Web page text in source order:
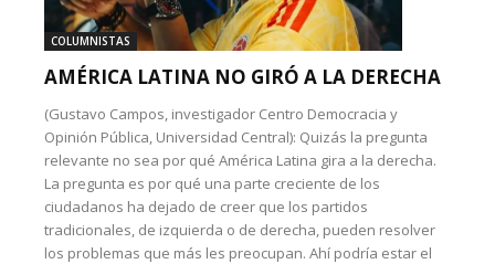
COLUMNISTAS
AMÉRICA LATINA NO GIRÓ A LA DERECHA
(Gustavo Campos, investigador Centro Democracia y
Opinión Pública, Universidad Central): Quizás la pregunta
relevante no sea por qué América Latina gira a la derecha.
La pregunta es por qué una parte creciente de los
ciudadanos ha dejado de creer que los partidos
tradicionales, de izquierda o de derecha, pueden resolver
los problemas que más les preocupan. Ahí podría estar el